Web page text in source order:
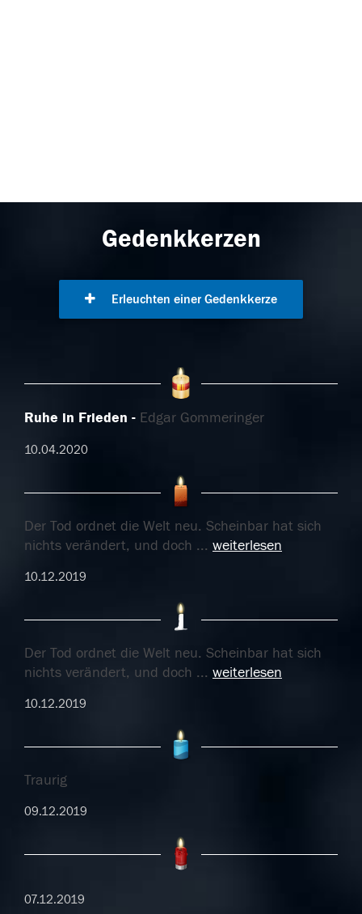
Gedenkkerzen
Erleuchten einer Gedenkkerze
Ruhe in Frieden Edgar Gommeringer
10.04.2020
Der Tod ordnet die Welt neu. Scheinbar hat sich
nichts verändert, und doch ... weiterlesen
10.12.2019
Der Tod ordnet die Welt neu. Scheinbar hat sich
nichts verändert, und doch ... weiterlesen
10.12.2019
Traurig
09.12.2019
07.12.2019